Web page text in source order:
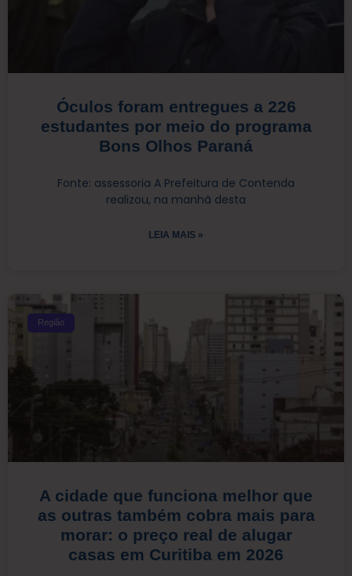
Óculos foram entregues a 226
estudantes por meio do programa
Bons Olhos Paraná
Fonte: assessoria A Prefeitura de Contenda
realizou, na manhã desta
LEIA MAIS »
Região
A cidade que funciona melhor que
as outras também cobra mais para
morar: o preço real de alugar
casas em Curitiba em 2026